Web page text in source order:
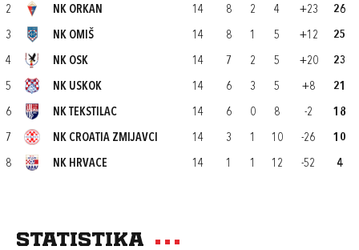
2 NK ORKAN 14 8 2 4 +23 26
3 NK OMIŠ 14 8 1 5 +12 25
4 NK OSK 14 7 2 5 +20 23
5 NK USKOK 14 6 3 5 +8 21
6 NK TEKSTILAC 14 6 0 8 -2 18
7 NK CROATIA ZMIJAVCI 14 3 1 10 -26 10
8 NK HRVACE 14 1 1 12 -52 4
Statistika